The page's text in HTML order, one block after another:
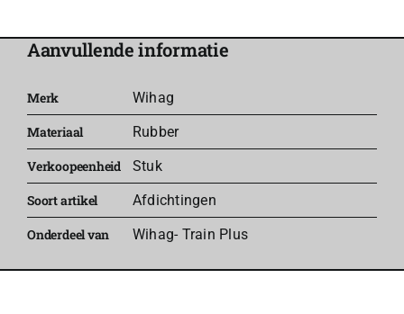
Plus
Aanvullende informatie
Merk
Wihag
Materiaal
Rubber
Verkoopeenheid
Stuk
Soort artikel
Afdichtingen
Onderdeel van
Wihag- Train Plus